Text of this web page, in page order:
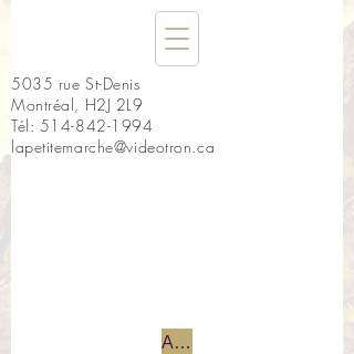
5035 rue St-Denis
Montréal, H2J 2L9
Tél: 514-842-1994
lapetitemarche@videotron.ca
Accueil